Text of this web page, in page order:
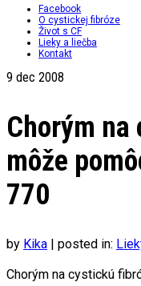
Facebook
O cystickej fibróze
Život s CF
Lieky a liečba
Kontakt
9 dec 2008
Chorým
môže
770
by Kika | posted in:
Chorým na cystickú